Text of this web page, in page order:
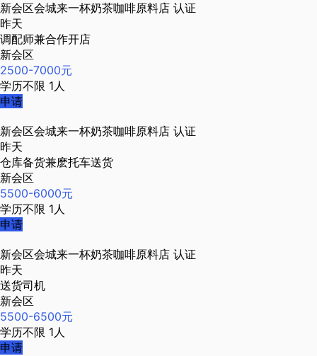
新会区会城来一杯奶茶咖啡原料店 认证
昨天
调配师兼合作开店
新会区
2500-7000元
学历不限 1人
申请
新会区会城来一杯奶茶咖啡原料店 认证
昨天
仓库备货兼麽托车送货
新会区
5500-6000元
学历不限 1人
申请
新会区会城来一杯奶茶咖啡原料店 认证
昨天
送货司机
新会区
5500-6500元
学历不限 1人
申请